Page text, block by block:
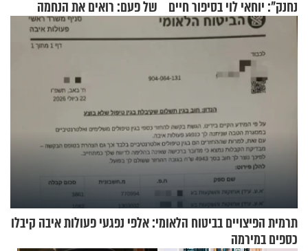
נחנק": יוחאי לוי בסיפור חיים
מעורר השראה
של פעם: רואים את הנחמה
תרמית הפיצויים בביטוח הלאומי: אלפי נפגעי פעולות איבה קיבלו
כספים במירמה